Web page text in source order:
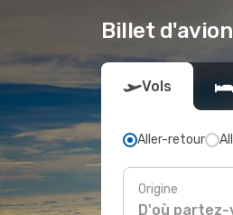
Billet
Vols
Aller-retour
Origine